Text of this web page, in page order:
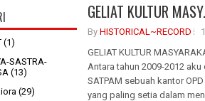
(1)
SASTRA-
(13)
(29)
GELIAT KULTUR
By HISTORICAL~RECORD
GELIAT KULTUR
Antara tahun 2009-2012
SATPAM sebuah kantor
yang paling setia dalam